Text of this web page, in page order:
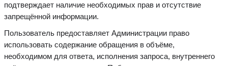
подтверждает наличие необходимых прав и отсутствие
запрещённой информации.
Пользователь предоставляет Администрации право
использовать содержание обращения в объёме,
необходимом для ответа, исполнения запроса, внутреннего